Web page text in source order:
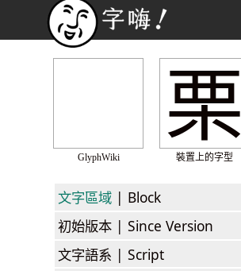
GlyphWiki
栗
裝置上的字型
文字區域 | Block
初始版本 | Since Version
文字語系 | Script